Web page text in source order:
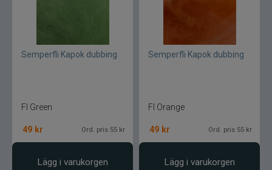
Semperfli Kapok dubbing
Fl Green
49 kr Ord. pris 55 kr
Lägg i varukorgen
Semperfli Kapok dubbing
Fl Orange
49 kr Ord. pris 55 kr
Lägg i varukorgen